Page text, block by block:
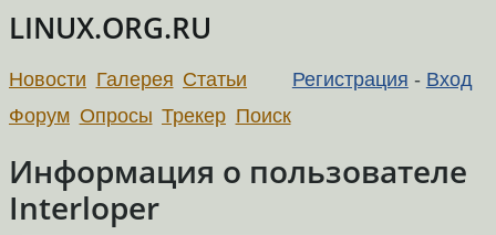
LINUX.ORG.RU
Регистрация - Вход
Новости Галерея Статьи
Форум Опросы Трекер Поиск
Информация о пользователе
Interloper